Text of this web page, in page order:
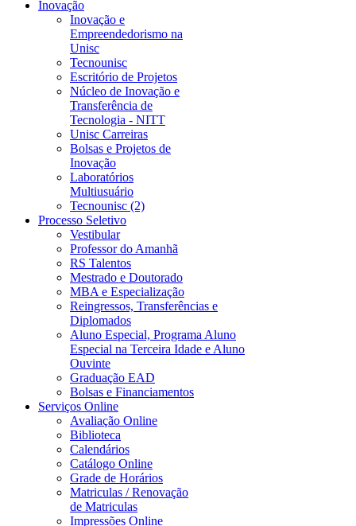
Inovação
Inovação e
Empreendedorismo na
Unisc
Tecnounisc
Escritório de Projetos
Núcleo de Inovação e
Transferência de
Tecnologia - NITT
Unisc Carreiras
Bolsas e Projetos de
Inovação
Laboratórios
Multiusuário
Tecnounisc (2)
Processo Seletivo
Vestibular
Professor do Amanhã
RS Talentos
Mestrado e Doutorado
MBA e Especialização
Reingressos, Transferências e
Diplomados
Aluno Especial, Programa Aluno
Especial na Terceira Idade e Aluno
Ouvinte
Graduação EAD
Bolsas e Financiamentos
Serviços Online
Avaliação Online
Biblioteca
Calendários
Catálogo Online
Grade de Horários
Matriculas / Renovação
de Matriculas
Impressões Online